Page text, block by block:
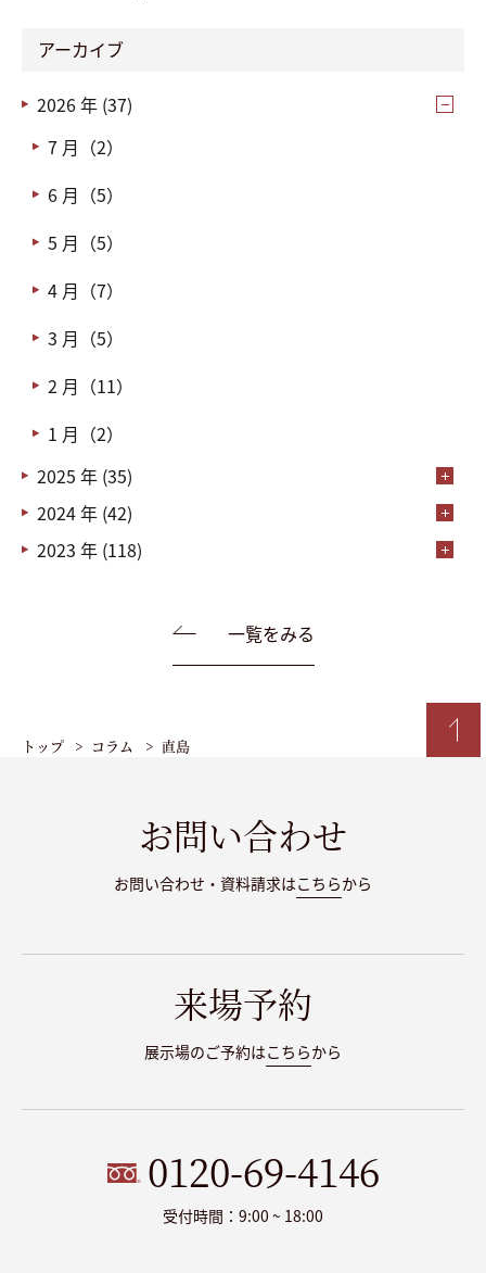
アーカイブ
2026 年 (37)
7 月（2）
6 月（5）
5 月（5）
4 月（7）
3 月（5）
2 月（11）
1 月（2）
2025 年 (35)
2024 年 (42)
2023 年 (118)
一覧をみる
トップ コラム 直島
お問い合わせ
お問い合わせ・資料請求はこちらから
来場予約
展示場のご予約はこちらから
0120-69-4146
受付時間：9:00 ~ 18:00